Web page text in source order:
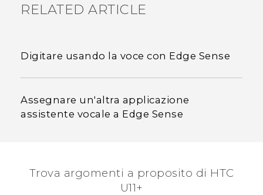
RELATED ARTICLE
Digitare usando la voce con Edge Sense
Assegnare un'altra applicazione
assistente vocale a Edge Sense
Trova argomenti a proposito di HTC
U11+